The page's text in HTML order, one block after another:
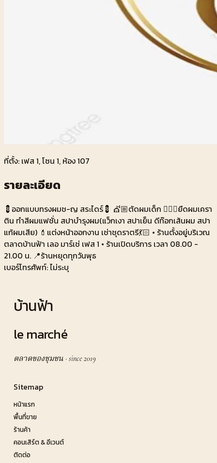
ที่ตั้ง: เฟส 1, โซน 1, ห้อง107
รายละเอียด
💈ออกแบบทรงผมช-ญ สระไดร์💈 💇🏼ตัดผมเด็ก 🙆🏼‍♀️ยืดผมเครา
ติน ทำสีผมแฟชั่น สปาบำรุงผม(แว็กเงา สปาเย็น ดีท๊อกเส้นผม สปา
แก้ผมเสีย) 💄แต่งหน้าออกงาน เช่าชุดราตรี💃🏻 • ร้านตั้งอยู่บริเวณ
ตลาดบ้านฟ้า เลอ มาร์เช่ เฟส 1 • ร้านเปิดบริการ เวลา 08.00 -
21.00 น. 📍ร้านหยุดทุกวันพุธ
เบอร์โทรศัพท์:ไม่ระบุ
บ้านฟ้า
le marché
ตลาดของชุมชน · since 2019
Sitemap
หน้าแรก
พื้นที่ขาย
ร้านค้า
คอนเสิร์ต & อีเวนต์
ติดต่อ